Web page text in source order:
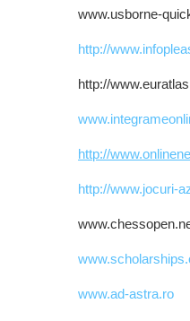
www.usborne-
http://
http://
http://
http://www.jocuri-
www.ad-astra.ro